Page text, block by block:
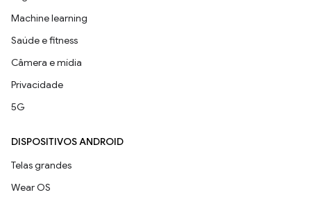
Machine learning
Saúde e fitness
Câmera e mídia
Privacidade
5G
DISPOSITIVOS ANDROID
Telas grandes
Wear OS